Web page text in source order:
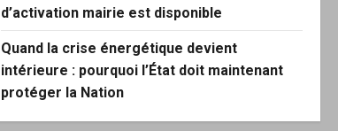
d’activation mairie est disponible
Quand la crise énergétique devient
intérieure : pourquoi l’État doit maintenant
protéger la Nation